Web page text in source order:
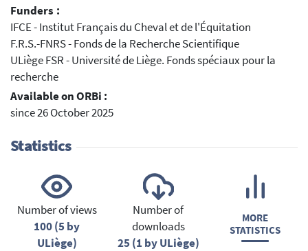
Funders :
IFCE - Institut Français du Cheval et de l'Équitation
F.R.S.-FNRS - Fonds de la Recherche Scientifique
ULiège FSR - Université de Liège. Fonds spéciaux pour la
recherche
Available on ORBi :
since 26 October 2025
Statistics
Number of views
100 (5 by
ULiège)
Number of
downloads
25 (1 by ULiège)
MORE
STATISTICS